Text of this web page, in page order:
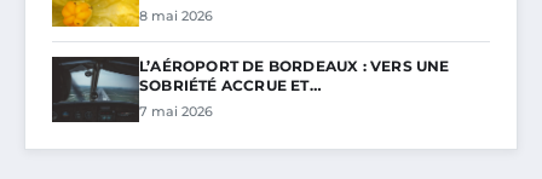
8 mai 2026
L’AÉROPORT DE BORDEAUX : VERS UNE
SOBRIÉTÉ ACCRUE ET…
7 mai 2026